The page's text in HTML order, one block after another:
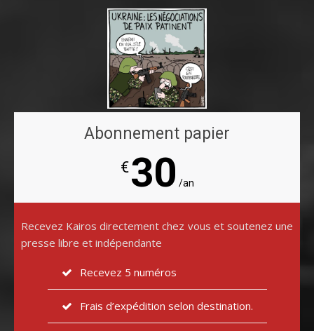
Abonnement papier
€30 /an
Recevez Kairos directement chez vous et soutenez une
presse libre et indépendante
Recevez 5 numéros
Frais d’expédition selon destination.